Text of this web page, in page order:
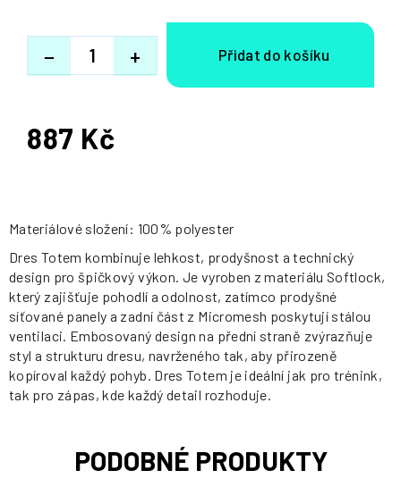
+
−
887 Kč
Měrná
Materiálové složení: 100% polyester
Dres Totem kombinuje lehkost, prodyšnost a technický
design pro špičkový výkon. Je vyroben z materiálu Softlock,
který zajišťuje pohodlí a odolnost, zatímco prodyšné
síťované panely a zadní část z Micromesh poskytují stálou
ventilaci. Embosovaný design na přední straně zvýrazňuje
styl a strukturu dresu, navrženého tak, aby přirozeně
kopíroval každý pohyb. Dres Totem je ideální jak pro trénink,
tak pro zápas, kde každý detail rozhoduje.